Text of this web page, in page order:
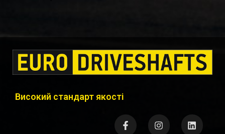
Високий стандарт якості